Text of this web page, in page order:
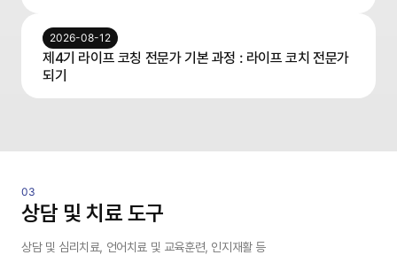
2026-08-12
제4기 라이프 코칭 전문가 기본 과정 : 라이프 코치 전문가
되기
상담 및 치료 도구
상담 및 심리치료, 언어치료 및 교육훈련, 인지재활 등